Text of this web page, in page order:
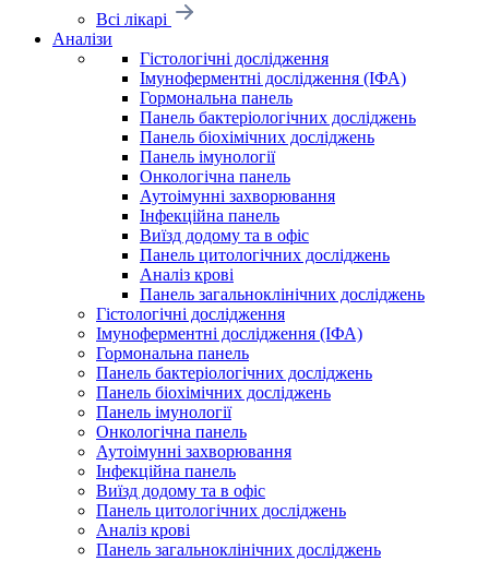
Всі лікарі
Аналізи
Гістологічні дослідження
Імуноферментні дослідження (ІФА)
Гормональна панель
Панель бактеріологічних досліджень
Панель біохімічних досліджень
Панель імунології
Онкологічна панель
Аутоімунні захворювання
Інфекційна панель
Виїзд додому та в офіс
Панель цитологічних досліджень
Аналіз крові
Панель загальноклінічних досліджень
Гістологічні дослідження
Імуноферментні дослідження (ІФА)
Гормональна панель
Панель бактеріологічних досліджень
Панель біохімічних досліджень
Панель імунології
Онкологічна панель
Аутоімунні захворювання
Інфекційна панель
Виїзд додому та в офіс
Панель цитологічних досліджень
Аналіз крові
Панель загальноклінічних досліджень